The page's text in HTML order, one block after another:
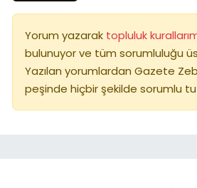
Yorum yazarak topluluk
bulunuyor ve tüm sorumluluğu
Yazılan yorumlardan Gazete
peşinde hiçbir şekilde sorumlu